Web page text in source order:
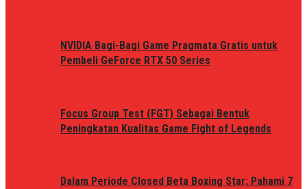
NVIDIA Bagi-Bagi Game Pragmata Gratis untuk
Pembeli GeForce RTX 50 Series
Focus Group Test (FGT) Sebagai Bentuk
Peningkatan Kualitas Game Fight of Legends
Dalam Periode Closed Beta Boxing Star: Pahami 7